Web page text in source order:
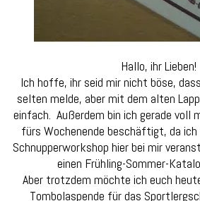
Hallo, ihr Lieben!
Ich hoffe, ihr seid mir nicht böse,
selten melde, aber mit dem alten
einfach. Außerdem bin ich gerade voll
fürs Wochenende beschäftigt, da ich
Schnupperworkshop hier bei mir
einen Frühling-Sommer-
Aber trotzdem möchte ich euch
Tombolaspende für das